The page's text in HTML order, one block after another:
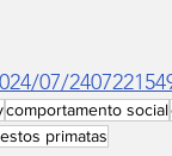
07/
comportamento social
primatas